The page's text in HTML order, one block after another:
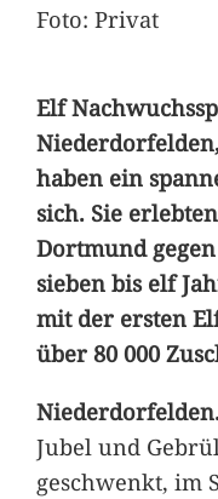
Foto: Privat
Elf
haben ein
sich. Sie
Dortmund
sieben bis elf
mit der ersten
über 80 000
Jubel und
geschwenkt, im